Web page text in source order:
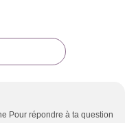
Pour répondre à ta question